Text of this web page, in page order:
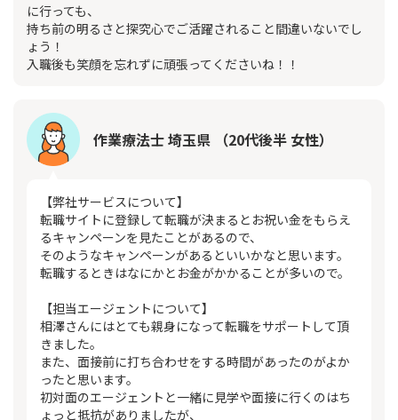
に行っても、
持ち前の明るさと探究心でご活躍されること間違いないでし
ょう！
入職後も笑顔を忘れずに頑張ってくださいね！！
作業療法士 埼玉県 （20代後半 女性）
【弊社サービスについて】
転職サイトに登録して転職が決まるとお祝い金をもらえ
るキャンペーンを見たことがあるので、
そのようなキャンペーンがあるといいかなと思います。
転職するときはなにかとお金がかかることが多いので。
【担当エージェントについて】
相澤さんにはとても親身になって転職をサポートして頂
きました。
また、面接前に打ち合わせをする時間があったのがよか
ったと思います。
初対面のエージェントと一緒に見学や面接に行くのはち
ょっと抵抗がありましたが、